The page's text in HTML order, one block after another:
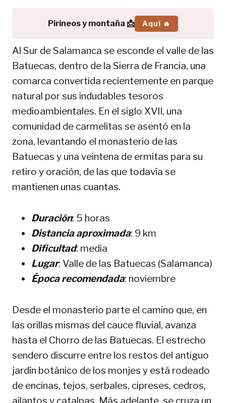
Pirineos y montaña 📩 Aquí 🔥
Al Sur de Salamanca se esconde el valle de las
Batuecas, dentro de la Sierra de Francia, una
comarca convertida recientemente en parque
natural por sus indudables tesoros
medioambientales. En el siglo XVII, una
comunidad de carmelitas se asentó en la
zona, levantando el monasterio de las
Batuecas y una veintena de ermitas para su
retiro y oración, de las que todavía se
mantienen unas cuantas.
Duración: 5 horas
Distancia aproximada: 9 km
Dificultad: media
Lugar: Valle de las Batuecas (Salamanca)
Época recomendada: noviembre
Desde el monasterio parte el camino que, en
las orillas mismas del cauce fluvial, avanza
hasta el Chorro de las Batuecas. El estrecho
sendero discurre entre los restos del antiguo
jardín botánico de los monjes y está rodeado
de encinas, tejos, serbales, cipreses, cedros,
ailantos y catalpas. Más adelante, se cruza un